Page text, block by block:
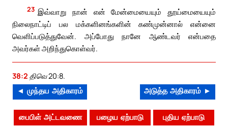
23 இவ்வாறு நான் என் மேன்மையையும் தூய்மையையும்
நிலைநாட்டிப் பல மக்களினங்களின் கண்முன்னால் என்னை
வெளிப்படுத்துவேன். அப்போது நானே ஆண்டவர் என்பதை
அவர்கள் அறிந்துகொள்வர்.
38:2 திவெ 20:8.
◄ முந்தய அதிகாரம் அடுத்த அதிகாரம் ►
பைபிள் அட்டவணை பழைய ஏற்பாடு புதிய ஏற்பாடு